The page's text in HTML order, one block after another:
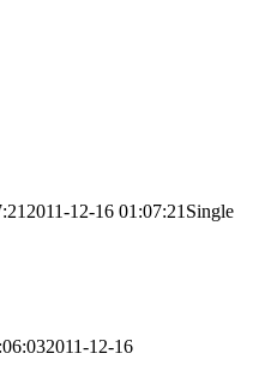
2011-12-16 01:07:21 Single
2011-12-16